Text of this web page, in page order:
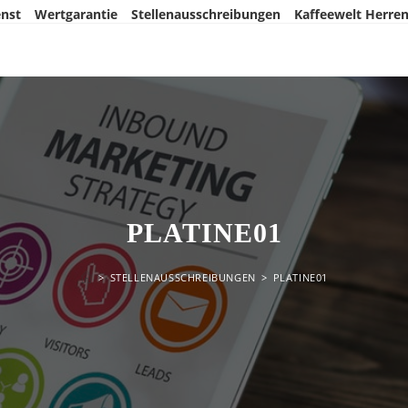
Wertgarantie Stellenausschreibungen Kaffeewelt
PLATINE01
> STELLENAUSSCHREIBUNGEN > PLATINE01